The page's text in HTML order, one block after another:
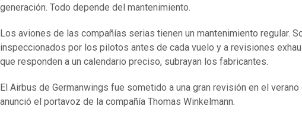
generación. Todo depende del mantenimiento.
Los aviones de las compañías serias tienen un mantenimiento regular.
inspeccionados por los pilotos antes de cada vuelo y a revisiones
que responden a un calendario preciso, subrayan los fabricantes.
El Airbus de Germanwings fue sometido a una gran revisión en el verano
anunció el portavoz de la compañía Thomas Winkelmann.